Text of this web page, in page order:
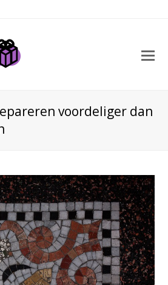
voordeliger dan